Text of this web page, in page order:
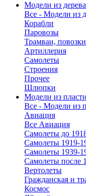
Модели из дерева
Все - Модели из
Корабли
Паровозы
Трамваи, повозки
Артиллерия
Самолеты
Строения
Прочее
Шлюпки
Модели из
Все - Модели из
Авиация
Все Авиация
Самолеты до
Самолеты 1919-
Самолеты 1939-
Самолеты после
Вертолеты
Гражданская и
Космос